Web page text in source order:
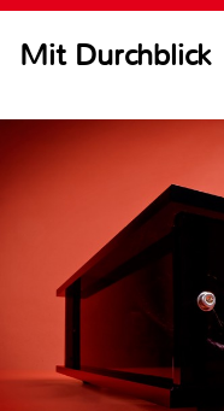
Mit Durchblick